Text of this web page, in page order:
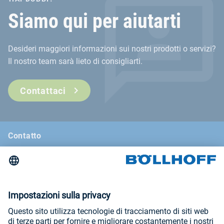
Siamo qui per aiutarti
Desideri maggiori informazioni sui nostri prodotti o servizi?
Il nostro team sarà lieto di consigliarti.
Contattaci
Contatto
Notizie
Fiere e seminari
Informazioni legali